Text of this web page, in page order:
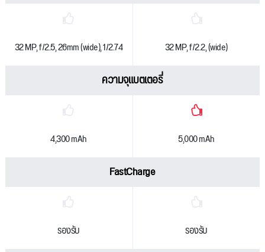
32 MP, f/2.5, 26mm (wide), 1/2.74 32 MP, f/2.2, (wide)
ความจุแบตเตอรี่
4,300 mAh 5,000 mAh
FastCharge
รองรับ รองรับ